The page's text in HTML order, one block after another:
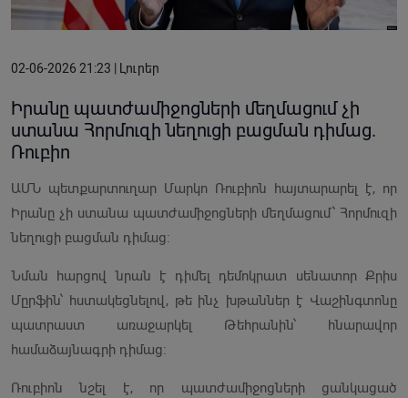
02-06-2026 21:23 | Լուրեր
Իրանը պատժամիջոցների մեղմացում չի
ստանա Հորմուզի նեղուցի բացման դիմաց.
Ռուբիո
ԱՄՆ պետքարտուղար Մարկո Ռուբիոն հայտարարել է, որ
Իրանը չի ստանա պատժամիջոցների մեղմացում՝ Հորմուզի
նեղուցի բացման դիմաց։
Նման հարցով նրան է դիմել դեմոկրատ սենատոր Քրիս
Մըրֆին՝ հստակեցնելով, թե ինչ խթաններ է Վաշինգտոնը
պատրաստ առաջարկել Թեհրանին՝ հնարավոր
համաձայնագրի դիմաց։
Ռուբիոն նշել է, որ պատժամիջոցների ցանկացած